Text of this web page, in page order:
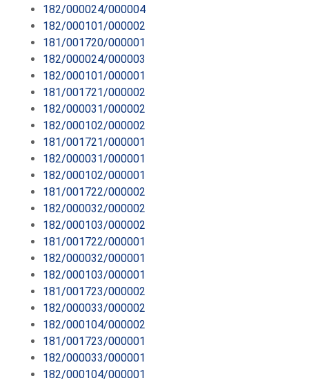
182/000024/000004
182/000101/000002
181/001720/000001
182/000024/000003
182/000101/000001
181/001721/000002
182/000031/000002
182/000102/000002
181/001721/000001
182/000031/000001
182/000102/000001
181/001722/000002
182/000032/000002
182/000103/000002
181/001722/000001
182/000032/000001
182/000103/000001
181/001723/000002
182/000033/000002
182/000104/000002
181/001723/000001
182/000033/000001
182/000104/000001